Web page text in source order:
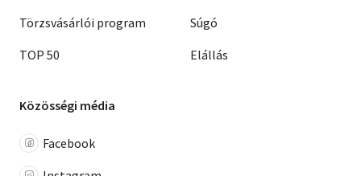
Törzsvásárlói program
TOP 50
Súgó
Elállás
Közösségi média
Facebook